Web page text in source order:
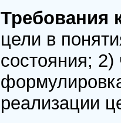
Требования
цели в
состояния;
реализации